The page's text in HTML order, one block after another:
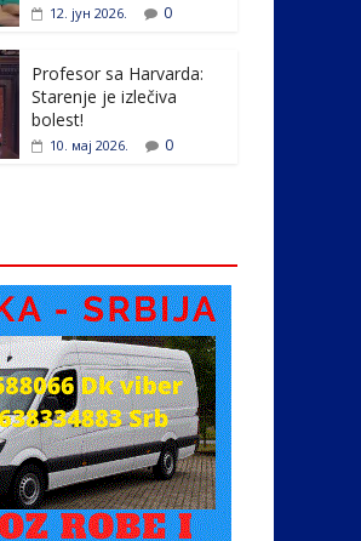
12. јун 2026. 0
Profesor sa Harvarda:
Starenje je izlečiva
bolest!
10. мај 2026. 0